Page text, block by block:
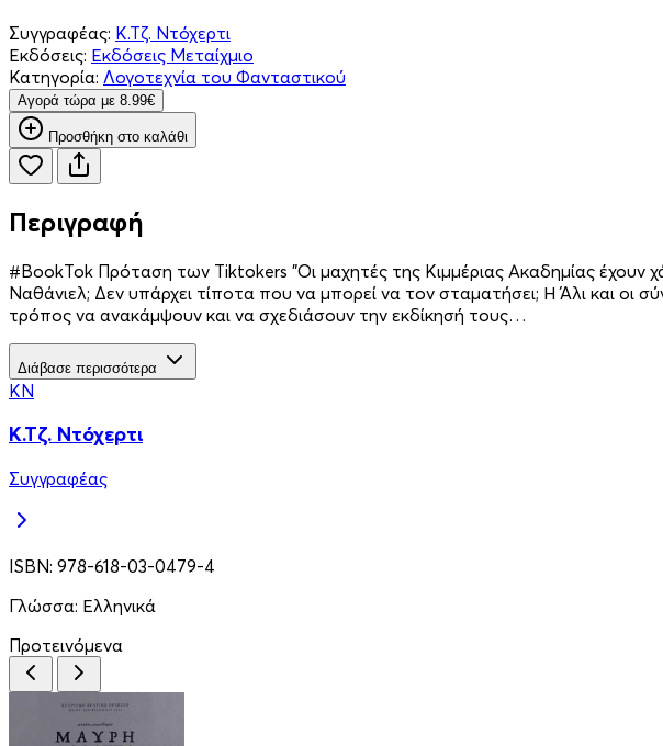
Συγγραφέας: Κ.Τζ. Ντόχερτι
Εκδόσεις: Εκδόσεις Μεταίχμιο
Κατηγορία: Λογοτεχνία του Φανταστικού
Aγορά τώρα με 8.99€
Προσθήκη στο καλάθι
Περιγραφή
#BookTok Πρόταση των Tiktokers "Οι μαχητές της Κιμμέριας Ακαδημίας έχουν
Ναθάνιελ; Δεν υπάρχει τίποτα που να μπορεί να τον σταματήσει; Η Άλι και οι
τρόπος να ανακάμψουν και να σχεδιάσουν την εκδίκησή τους…
Διάβασε περισσότερα
ΚΝ
Κ.Τζ. Ντόχερτι
Συγγραφέας
ISBN: 978-618-03-0479-4
Γλώσσα: Ελληνικά
Προτεινόμενα